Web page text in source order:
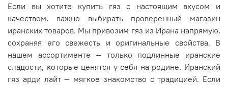
Если вы хотите купить гяз с настоящим вкусом и
качеством, важно выбирать проверенный магазин
иранских товаров. Мы привозим гяз из Ирана напрямую,
сохраняя его свежесть и оригинальные свойства. В
нашем ассортименте — только подлинные иранские
сладости, которые ценятся у себя на родине. Иранский
гяз арди лайт — мягкое знакомство с традицией. Если